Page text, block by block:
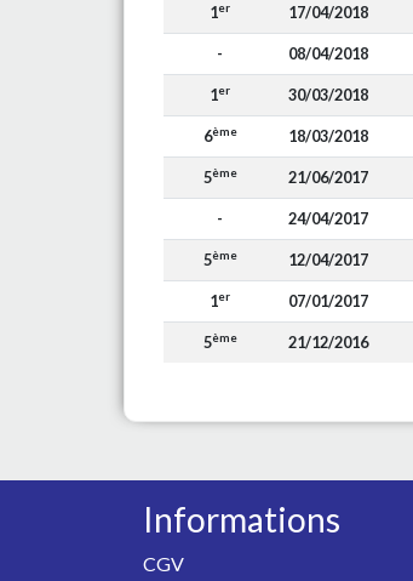
1er 17/04/2018
- 08/04/2018
1er 30/03/2018
6ème 18/03/2018
5ème 21/06/2017
- 24/04/2017
5ème 12/04/2017
1er 07/01/2017
5ème 21/12/2016
Informations
CGV